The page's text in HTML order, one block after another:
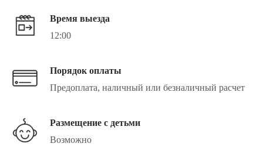
Время выезда
12:00
Порядок оплаты
Предоплата, наличный или безналичный расчет
Размещение с детьми
Возможно